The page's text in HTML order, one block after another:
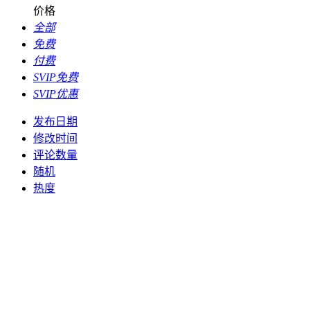
价格
全部
免费
付费
SVIP免费
SVIP优惠
发布日期
修改时间
评论数量
随机
热度